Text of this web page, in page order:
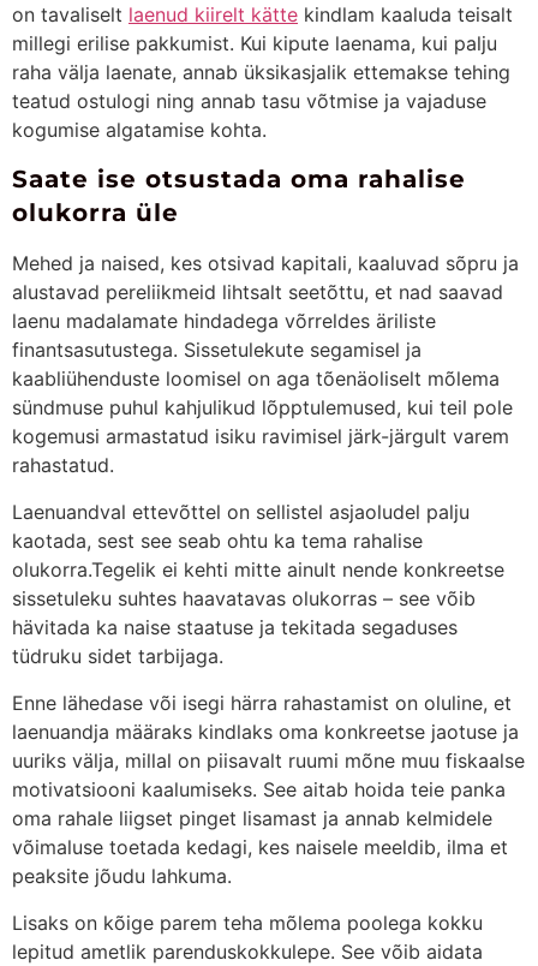
on tavaliselt laenud kiirelt kätte kindlam kaaluda teisalt
millegi erilise pakkumist. Kui kipute laenama, kui palju
raha välja laenate, annab üksikasjalik ettemakse tehing
teatud ostulogi ning annab tasu võtmise ja vajaduse
kogumise algatamise kohta.
Saate ise otsustada oma rahalise
olukorra üle
Mehed ja naised, kes otsivad kapitali, kaaluvad sõpru ja
alustavad pereliikmeid lihtsalt seetõttu, et nad saavad
laenu madalamate hindadega võrreldes äriliste
finantsasutustega. Sissetulekute segamisel ja
kaabliühenduste loomisel on aga tõenäoliselt mõlema
sündmuse puhul kahjulikud lõpptulemused, kui teil pole
kogemusi armastatud isiku ravimisel järk-järgult varem
rahastatud.
Laenuandval ettevõttel on sellistel asjaoludel palju
kaotada, sest see seab ohtu ka tema rahalise
olukorra.Tegelik ei kehti mitte ainult nende konkreetse
sissetuleku suhtes haavatavas olukorras – see võib
hävitada ka naise staatuse ja tekitada segaduses
tüdruku sidet tarbijaga.
Enne lähedase või isegi härra rahastamist on oluline, et
laenuandja määraks kindlaks oma konkreetse jaotuse ja
uuriks välja, millal on piisavalt ruumi mõne muu fiskaalse
motivatsiooni kaalumiseks. See aitab hoida teie panka
oma rahale liigset pinget lisamast ja annab kelmidele
võimaluse toetada kedagi, kes naisele meeldib, ilma et
peaksite jõudu lahkuma.
Lisaks on kõige parem teha mõlema poolega kokku
lepitud ametlik parenduskokkulepe. See võib aidata